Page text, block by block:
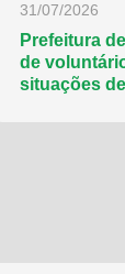
31/07/2026
Prefeitura
de
situações